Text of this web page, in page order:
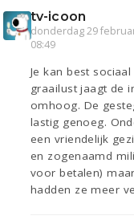
tv-icoon
donderdag 29
08:49
Je kan best
graailust jaagt de
omhoog. De
lastig genoeg.
een vriendelijk
en zogenaamd
voor betalen)
hadden ze meer